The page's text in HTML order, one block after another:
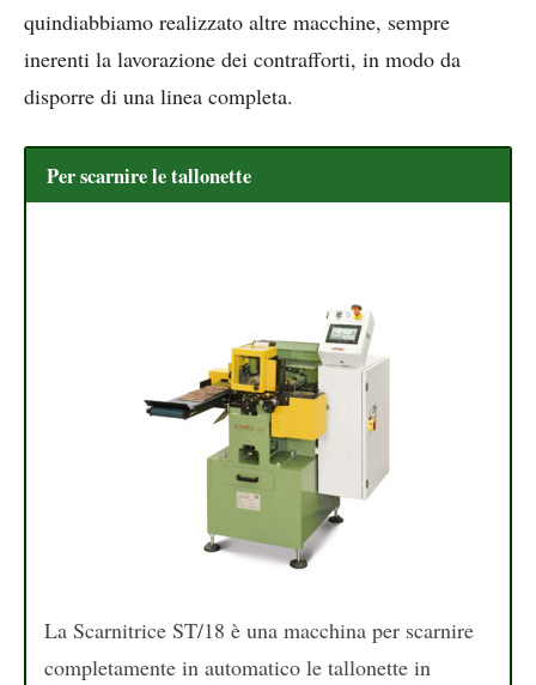
quindiabbiamo realizzato altre macchine, sempre
inerenti la lavorazione dei contrafforti, in modo da
disporre di una linea completa.
Per scarnire le tallonette
La Scarnitrice ST/18 è una macchina per scarnire
completamente in automatico le tallonette in